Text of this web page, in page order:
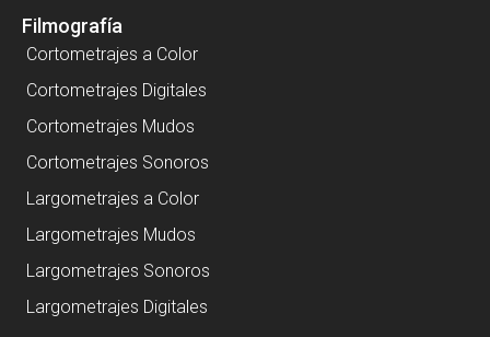
Filmografía
Cortometrajes a Color
Cortometrajes Digitales
Cortometrajes Mudos
Cortometrajes Sonoros
Largometrajes a Color
Largometrajes Mudos
Largometrajes Sonoros
Largometrajes Digitales